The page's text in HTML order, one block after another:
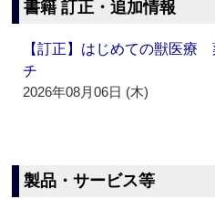
書籍 訂正・追加情報
【訂正】はじめての獣医療
チ
2026年08月06日 (木)
製品・サービス等